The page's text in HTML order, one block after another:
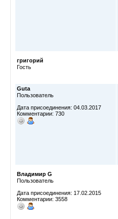
григорий
Гость
Guta
Пользователь
Дата присоединения: 04.03.2017
Комментарии: 730
Владимир G
Пользователь
Дата присоединения: 17.02.2015
Комментарии: 3558